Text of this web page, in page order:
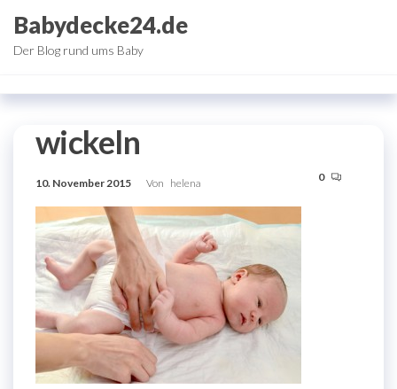
Inhalt
springen
Babydecke24.de
Der Blog rund ums Baby
wickeln
10. November 2015 Von helena 0